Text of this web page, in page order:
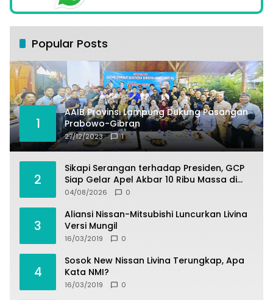
Popular Posts
1
AAIB Provinsi Lampung Dukung Pasangan
Prabowo-Gibran
27/12/2023 1
2
Sikapi Serangan terhadap Presiden, GCP
Siap Gelar Apel Akbar 10 Ribu Massa di
Sukabumi.
04/08/2026 0
3
Aliansi Nissan-Mitsubishi Luncurkan Livina
Versi Mungil
16/03/2019 0
4
Sosok New Nissan Livina Terungkap, Apa
Kata NMI?
16/03/2019 0